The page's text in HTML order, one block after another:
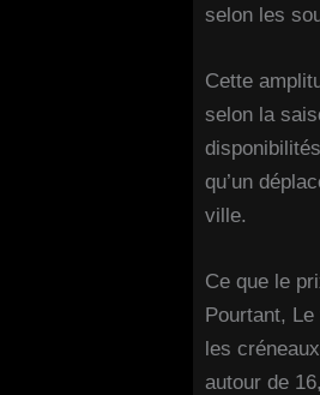
selon les
Cette
selon la
qu’un
ville.
Ce que le
Pourtant,
les
autour de